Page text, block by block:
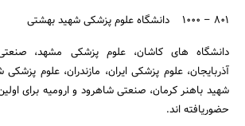
۸۰۱ – ۱۰۰۰ دانشگاه علوم پزشکی شهید بهشتی
دانشگاه های کاشان، علوم پزشکی مشهد،
آذربایجان، علوم پزشکی ایران، مازندران، علوم
شهید باهنر کرمان، صنعتی شاهرود و ارومیه برای
حضوریافته اند.